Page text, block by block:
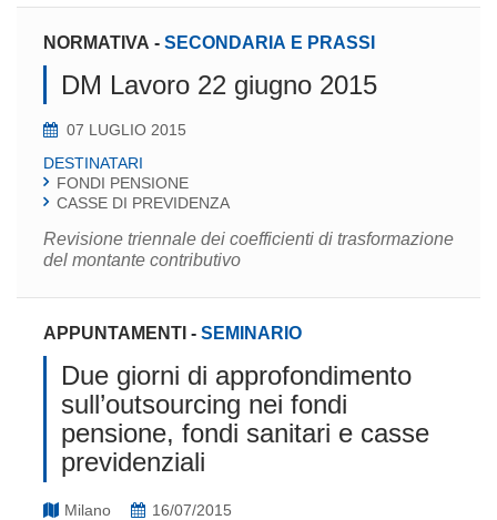
NORMATIVA - SECONDARIA E PRASSI
DM Lavoro 22 giugno 2015
07 LUGLIO 2015
DESTINATARI
FONDI PENSIONE
CASSE DI PREVIDENZA
Revisione triennale dei coefficienti di trasformazione
del montante contributivo
APPUNTAMENTI - SEMINARIO
Due giorni di approfondimento
sull’outsourcing nei fondi
pensione, fondi sanitari e casse
previdenziali
Milano
16/07/2015